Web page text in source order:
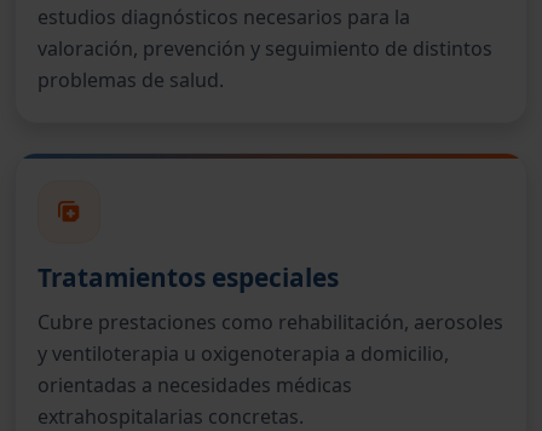
estudios diagnósticos necesarios para la
valoración, prevención y seguimiento de distintos
problemas de salud.
Tratamientos especiales
Cubre prestaciones como rehabilitación, aerosoles
y ventiloterapia u oxigenoterapia a domicilio,
orientadas a necesidades médicas
extrahospitalarias concretas.